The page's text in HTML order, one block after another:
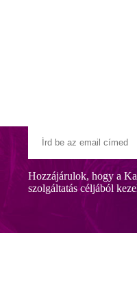
Ultra All
Hozzájárulok, hogy a
szolgáltatás céljából